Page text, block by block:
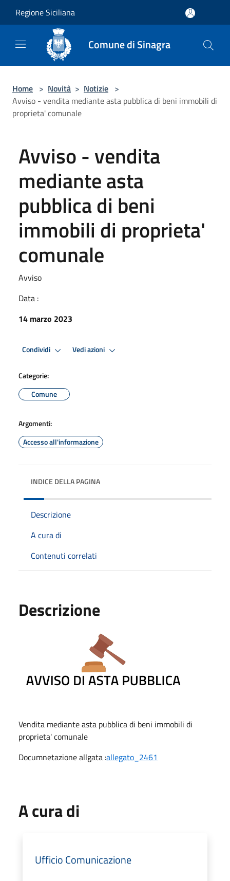
Regione Siciliana
Comune di Sinagra
Home > Novità > Notizie >
Avviso - vendita mediante asta pubblica di beni immobili di
proprieta' comunale
Avviso - vendita
mediante asta
pubblica di beni
immobili di proprieta'
comunale
Avviso
Data :
14 marzo 2023
Condividi Vedi azioni
Categorie:
Comune
Argomenti:
Accesso all'informazione
INDICE DELLA PAGINA
Descrizione
A cura di
Contenuti correlati
Descrizione
Vendita mediante asta pubblica di beni immobili di
proprieta' comunale
Documnetazione allgata :allegato_2461
A cura di
Ufficio Comunicazione